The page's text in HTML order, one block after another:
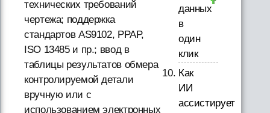
технических требований
чертежа; поддержка
стандартов AS9102, PPAP,
ISO 13485 и пр.; ввод в
таблицы результатов обмера
контролируемой детали
вручную или с
использованием электронных
данных
в
один
клик
Как
ИИ
ассистирует